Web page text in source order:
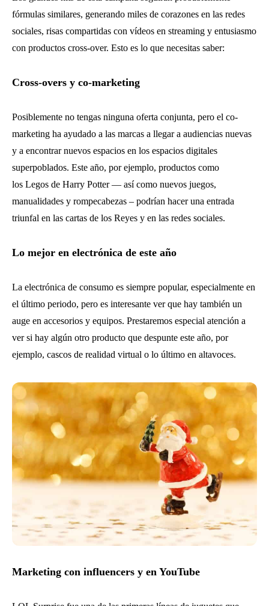
fórmulas similares, generando miles de corazones en las redes
sociales, risas compartidas con vídeos en streaming y entusiasmo
con productos cross-over. Esto es lo que necesitas saber:
Cross-overs y co-marketing
Posiblemente no tengas ninguna oferta conjunta, pero el co-
marketing ha ayudado a las marcas a llegar a audiencias nuevas
y a encontrar nuevos espacios en los espacios digitales
superpoblados. Este año, por ejemplo, productos como
los Legos de Harry Potter — así como nuevos juegos,
manualidades y rompecabezas – podrían hacer una entrada
triunfal en las cartas de los Reyes y en las redes sociales.
Lo mejor en electrónica de este año
La electrónica de consumo es siempre popular, especialmente en
el último periodo, pero es interesante ver que hay también un
auge en accesorios y equipos. Prestaremos especial atención a
ver si hay algún otro producto que despunte este año, por
ejemplo, cascos de realidad virtual o lo último en altavoces.
Marketing con influencers y en YouTube